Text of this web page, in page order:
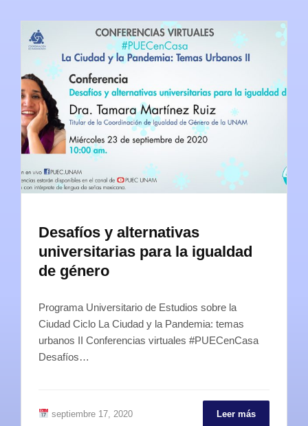
Desafíos y alternativas
universitarias para la igualdad
de género
Programa Universitario de Estudios sobre la
Ciudad Ciclo La Ciudad y la Pandemia: temas
urbanos II Conferencias virtuales #PUECenCasa
Desafíos…
septiembre 17, 2020 Leer más